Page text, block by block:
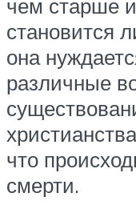
чем старше
становится
она
различные
что
смерти.